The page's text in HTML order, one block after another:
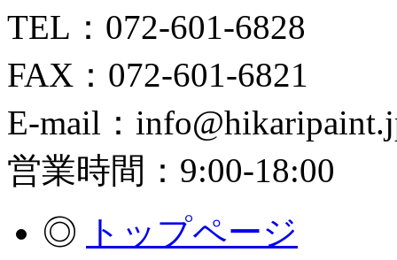
TEL：072-601-6828
FAX：072-601-6821
E-mail：
営業時間：9:00-18:00
◎
トップページ